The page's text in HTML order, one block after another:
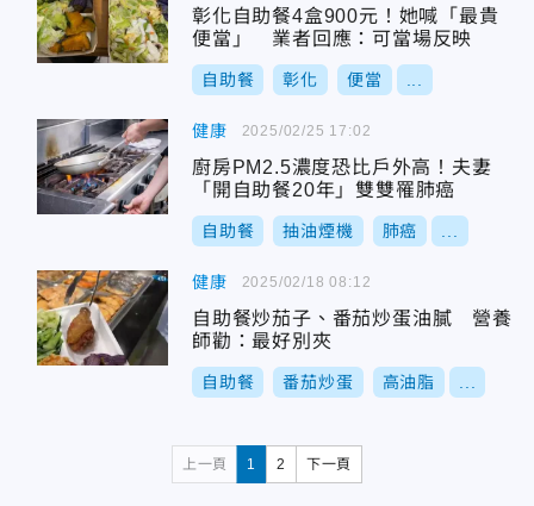
彰化自助餐4盒900元！她喊「最貴
便當」 業者回應：可當場反映
自助餐 彰化 便當
健康
廚房PM2.5濃度恐比戶外高！夫妻
「開自助餐20年」雙雙罹肺癌
自助餐 抽油煙機 肺癌
2025/02/25 17:02
健康
自助餐炒茄子、番茄炒蛋油膩 營養
師勸：最好別夾
自助餐 番茄炒蛋 高油脂
2025/02/18 08:12
上一頁 1 2 下一頁